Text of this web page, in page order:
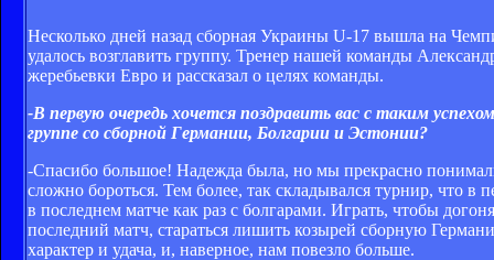
Несколько дней назад сборная Украины U-17 вышла на
удалось возглавить группу. Тренер нашей команды
жеребьевки Евро и рассказал о целях команды.
-В первую очередь хочется поздравить вас с таким
группе со сборной Германии, Болгарии и Эстонии?
-Спасибо большое! Надежда была, но мы прекрасно
сложно бороться. Тем более, так складывался турнир, что
в последнем матче как раз с болгарами. Играть, чтобы
последний матч, стараться лишить козырей сборную
характер и удача, и, наверное, нам повезло больше.